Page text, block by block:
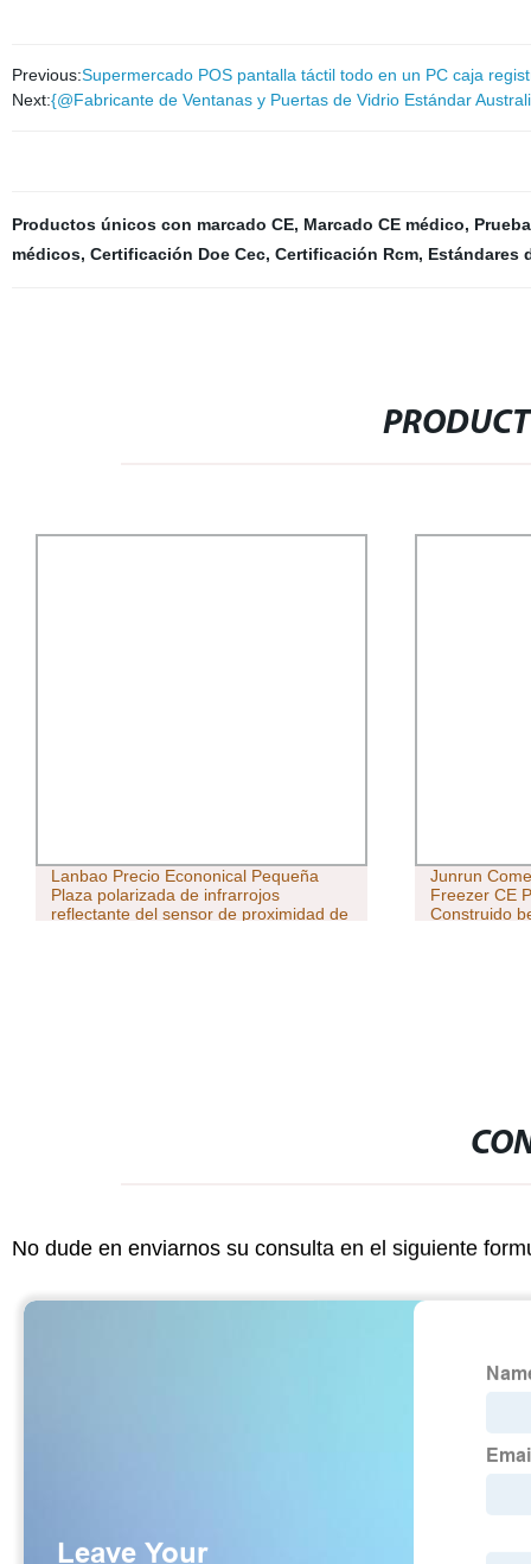
Previous:Supermercado POS pantalla táctil todo en un PC caja
Next:{@Fabricante de Ventanas y Puertas de Vidrio Estándar
Productos únicos con marcado CE, Marcado CE médico,
médicos, Certificación Doe Cec, Certificación Rcm, Estándares
Junrun Comercial Cold Chain Precio
Freezer CE PCM Metal Sheet
Construido bebidas nevera y
Botella de
aislamiento
con pajilla
No dude en enviarnos su consulta en el siguiente